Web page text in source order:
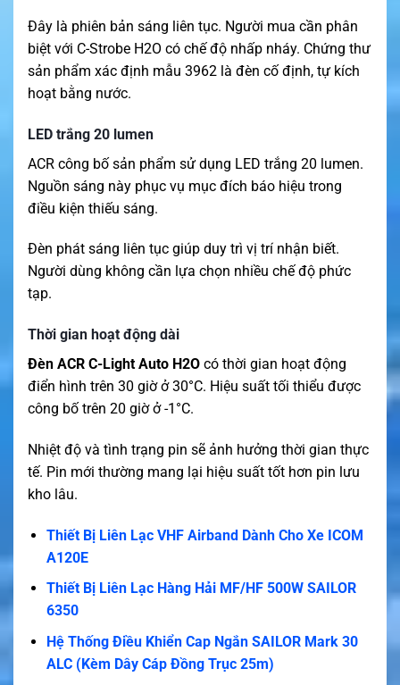
Đây là phiên bản sáng liên tục. Người mua cần phân
biệt với C-Strobe H2O có chế độ nhấp nháy. Chứng thư
sản phẩm xác định mẫu 3962 là đèn cố định, tự kích
hoạt bằng nước.
LED trắng 20 lumen
ACR công bố sản phẩm sử dụng LED trắng 20 lumen.
Nguồn sáng này phục vụ mục đích báo hiệu trong
điều kiện thiếu sáng.
Đèn phát sáng liên tục giúp duy trì vị trí nhận biết.
Người dùng không cần lựa chọn nhiều chế độ phức
tạp.
Thời gian hoạt động dài
Đèn ACR C-Light Auto H2O có thời gian hoạt động
điển hình trên 30 giờ ở 30°C. Hiệu suất tối thiểu được
công bố trên 20 giờ ở -1°C.
Nhiệt độ và tình trạng pin sẽ ảnh hưởng thời gian thực
tế. Pin mới thường mang lại hiệu suất tốt hơn pin lưu
kho lâu.
Thiết Bị Liên Lạc VHF Airband Dành Cho Xe ICOM
A120E
Thiết Bị Liên Lạc Hàng Hải MF/HF 500W SAILOR
6350
Hệ Thống Điều Khiển Cap Ngắn SAILOR Mark 30
ALC (Kèm Dây Cáp Đồng Trục 25m)